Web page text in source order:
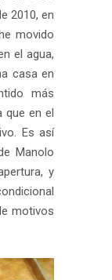
2010, en
movido
el agua,
casa en
más
que en el
Es así
Manolo
y
motivos